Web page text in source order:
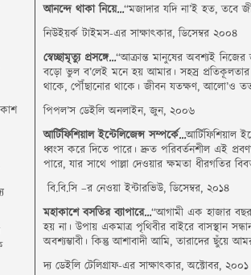
আনন্দে থাকা নিয়ে…“মজাদার যদি না’ই হত, তবে
নিউইয়র্ক টাইমস-এর সাক্ষাৎকার, ডিসেম্বর ২০০৪
স্বেচ্ছামৃত্যু প্রসঙ্গে…“আক্রান্ত মানুষের অবশ্যই
বড়ো ভুল ব’লেই মনে হয় আমার। সহস্র
থাকে, পৌঁছানোর থাকে। জীবন যতক্ষণ, আলো’ও
পিপল’স ডেইলি অনলাইন, জুন, ২০০৬
আর্টিফিশিয়াল ইন্টেলিজেন্স সম্পর্কে…আর্টিফিশিয়াল
ধ্বংস করে দিতে পারে। দ্রুত পরিবর্তনশীল এই
পারে, যার সাথে পাল্লা দেওয়ার ক্ষমতা ধীরগতির
বি.বি.সি –র নেওয়া ইন্টারভিউ, ডিসেম্বর, ২০১৪
মহাকাশে বসতির ব্যাপারে…“আগামী এক হাজার বছর
হয় না। উপায় একমাত্র পৃথিবীর বাইরে বাসস্থান
অবশ্যম্ভাবী। কিন্তু আশাবাদী আমি, তারাদের ছুঁয়ে
দ্য ডেইলি টেলিগ্রাফ-এর সাক্ষাৎকার, অক্টোবর, ২০০১